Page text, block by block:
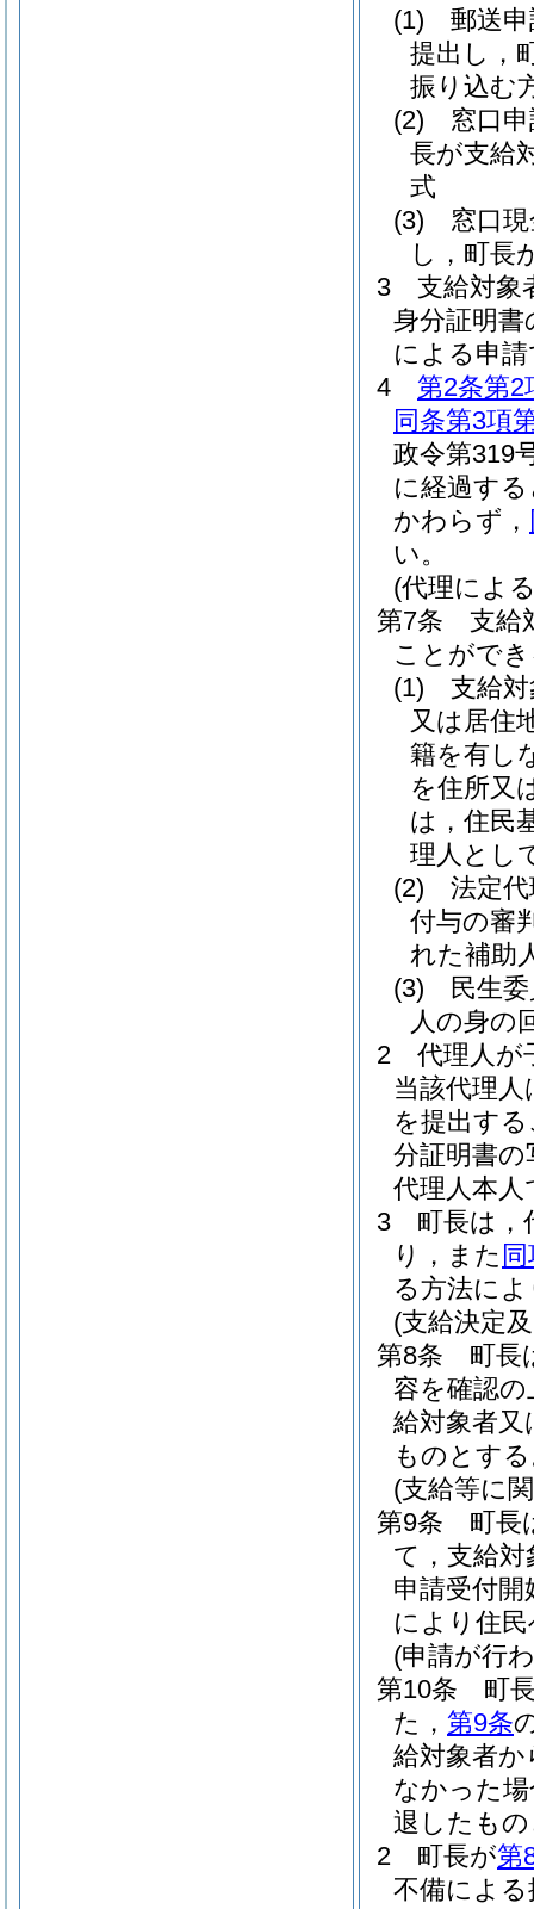
(1)
郵送
提出し，
振り込む
(2)
窓口
長が支給
式
(3)
窓口
し，町長
3
支給対象
身分証明
による申
4
第2条第2
同条第3項
政令第319
に経過す
かわらず，
い。
(代理によ
第7条
支給
ことがで
(1)
支給
又は居住
籍を有し
を住所又
は，住民
理人とし
(2)
法定
付与の審
れた補助
(3)
民生
人の身の
2
代理人が
当該代理
を提出す
分証明書
代理人本
3
町長は，
り，また
る方法に
(支給決定
第8条
町長
容を確認の
給対象者
ものとす
(支給等に
第9条
町長
て，支給
申請受付
により住
(申請が行
第10条
町
た， 第9条
給対象者
なかった
退したも
2
町長が第
不備によ